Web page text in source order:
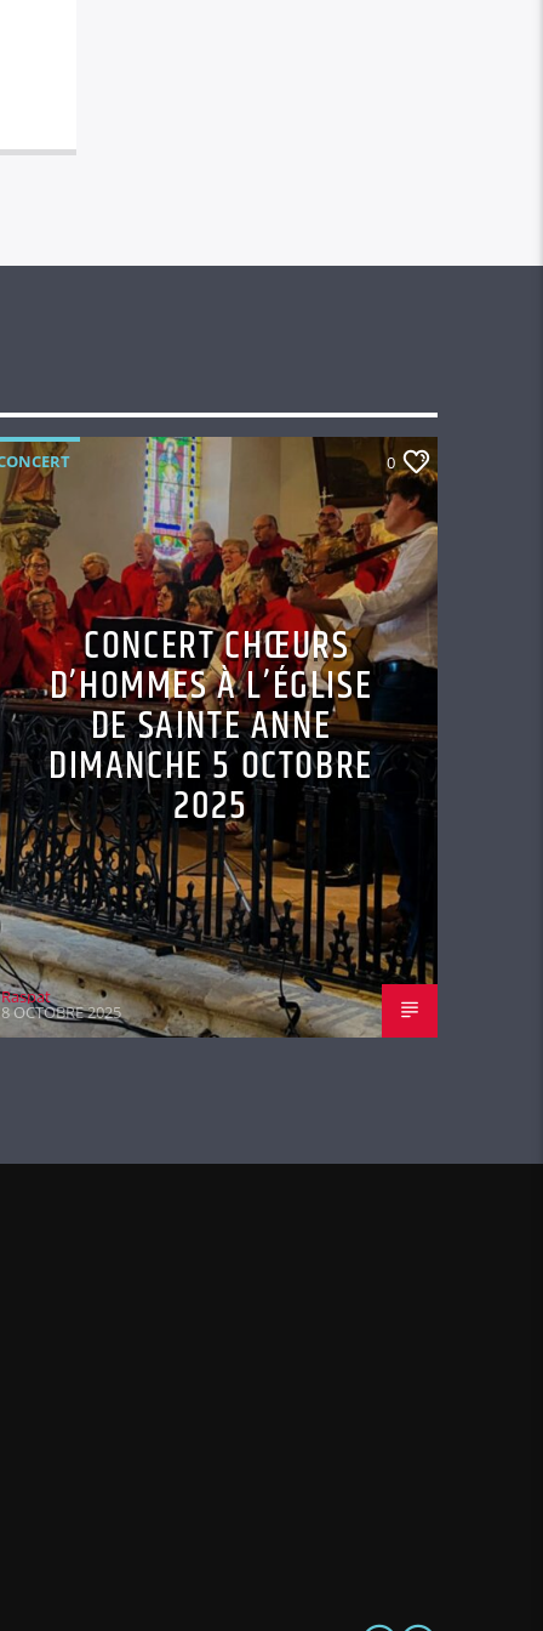
0
CONCERT CHŒURS
D’HOMMES À L’ÉGLISE
DE SAINTE ANNE
DIMANCHE 5 OCTOBRE
2025
Raspat
8 OCTOBRE 2025